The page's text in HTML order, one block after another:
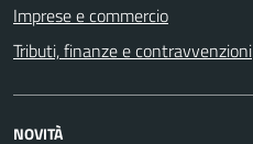
Imprese e commercio
Tributi, finanze e contravvenzioni
NOVITÀ